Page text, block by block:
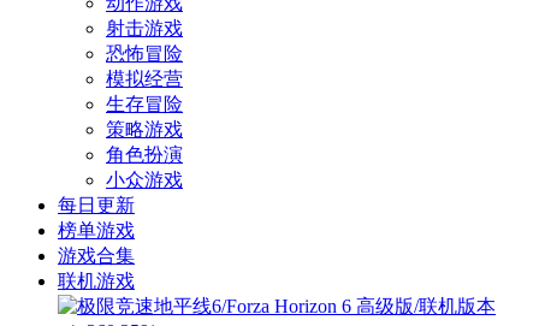
射击游戏
恐怖冒险
模拟经营
生存冒险
策略游戏
角色扮演
小众游戏
每日更新
榜单游戏
游戏合集
联机游戏